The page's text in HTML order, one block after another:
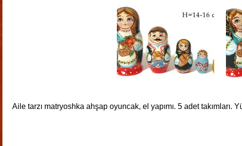
Aile tarzı matryoshka ahşap oyuncak, el yapımı. 5 adet takımları.